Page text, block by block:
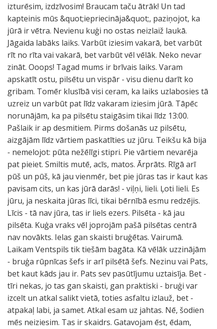
izturēsim, izdzīvosim! Braucam taču ātrāk! Un tad
kapteinis mūs &quot;iepriecināja&quot;, paziņojot, ka
jūrā ir vētra. Nevienu kuģi no ostas neizlaiž laukā.
Jāgaida labāks laiks. Varbūt iziesim vakarā, bet varbūt
rīt no rīta vai vakarā, bet varbūt vēl vēlāk. Neko nevar
zināt. Ooops! Tagad mums ir brīvais laiks. Varam
apskatīt ostu, pilsētu un vispār - visu dienu darīt ko
gribam. Tomēr klusībā visi ceram, ka laiks uzlabosies tā
uzreiz un varbūt pat līdz vakaram iziesim jūrā. Tāpēc
norunājām, ka pa pilsētu staigāsim tikai līdz 13:00.
Pašlaik ir ap desmitiem. Pirms došanās uz pilsētu,
aizgājām līdz vārtiem paskatīties uz jūru. Teikšu kā bija
- nemelojot: pūta nežēlīgi stipri. Pie vārtiem nevarēja
pat pieiet. Smiltis mutē, acīs, matos. Ārprāts. Rīgā arī
pūš un pūš, kā jau vienmēr, bet pie jūras tas ir kaut kas
pavisam cits, un kas jūrā darās! - viļņi, lieli. Ļoti lieli. Es
jūru, ja neskaita jūras līci, tikai bērnībā esmu redzējis.
Līcis - tā nav jūra, tas ir liels ezers. Pilsēta - kā jau
pilsēta. Kuģa vraks vēl joprojām pašā pilsētas centrā
nav novākts. Ielas gan skaisti bruģētas. Vairumā.
Laikam Ventspils tik tiešām bagāta. Kā vēlāk uzzinājām
- bruģa rūpnīcas šefs ir arī pilsētā šefs. Nezinu vai Pats,
bet kaut kāds jau ir. Pats sev pasūtījumu uztaisīja. Bet -
tīri nekas, jo tas gan skaisti, gan praktiski - bruģi var
izcelt un atkal salikt vietā, toties asfaltu izlauž, bet -
atpakaļ labi, ja samet. Atkal esam uz jahtas. Nē, šodien
mēs neiziesim. Tas ir skaidrs. Gatavojam ēst, ēdam,